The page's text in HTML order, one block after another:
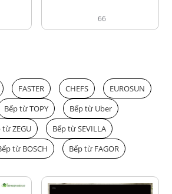
66
FASTER CHEFS
EUROSUN
Bếp từ TOPY
Bếp từ Uber
từ ZEGU
Bếp từ SEVILLA
từ BOSCH Bếp từ FAGOR